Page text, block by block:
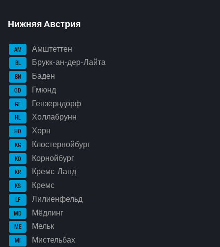
Нижняя Австрия
AM Амштеттен
BL Брукк-ан-дер-Лайта
BN Баден
GD Гмюнд
GF Гензерндорф
HL Холлабрунн
HO Хорн
KG Клостернойбург
KO Корнойбург
KR Кремс-Ланд
KS Кремс
LF Лилиенфельд
MD Мёдлинг
ME Мельк
MI Мистельбах